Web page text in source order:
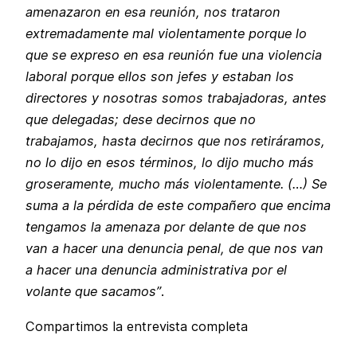
amenazaron en esa reunión, nos trataron
extremadamente mal violentamente porque lo
que se expreso en esa reunión fue una violencia
laboral porque ellos son jefes y estaban los
directores y nosotras somos trabajadoras, antes
que delegadas; dese decirnos que no
trabajamos, hasta decirnos que nos retiráramos,
no lo dijo en esos términos, lo dijo mucho más
groseramente, mucho más violentamente. (…) Se
suma a la pérdida de este compañero que encima
tengamos la amenaza por delante de que nos
van a hacer una denuncia penal, de que nos van
a hacer una denuncia administrativa por el
volante que sacamos”.
Compartimos la entrevista completa